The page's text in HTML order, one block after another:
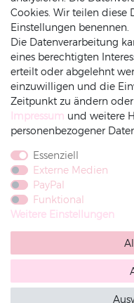
Rechnung Amazonpay
Cookies. Wir teilen
Einstellungen benennen.
Die Datenverarbeitung
eines berechtigten
erteilt oder abgelehnt
einzuwilligen und die
Zeitpunkt zu ändern
Impressum und weitere
personenbezogener
Essenziell
Externe Medien
PayPal
Funktional
Weitere Einstellungen